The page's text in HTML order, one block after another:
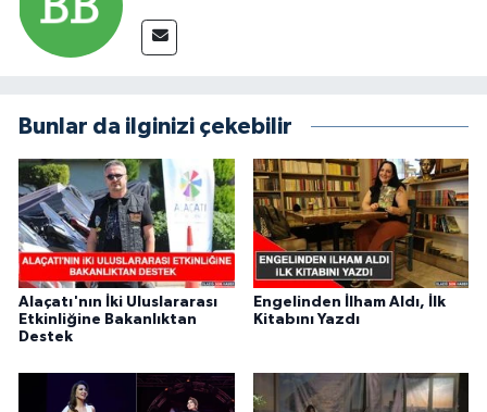
Bunlar da ilginizi çekebilir
Alaçatı'nın İki Uluslararası
Etkinliğine Bakanlıktan
Destek
Engelinden İlham Aldı, İlk
Kitabını Yazdı